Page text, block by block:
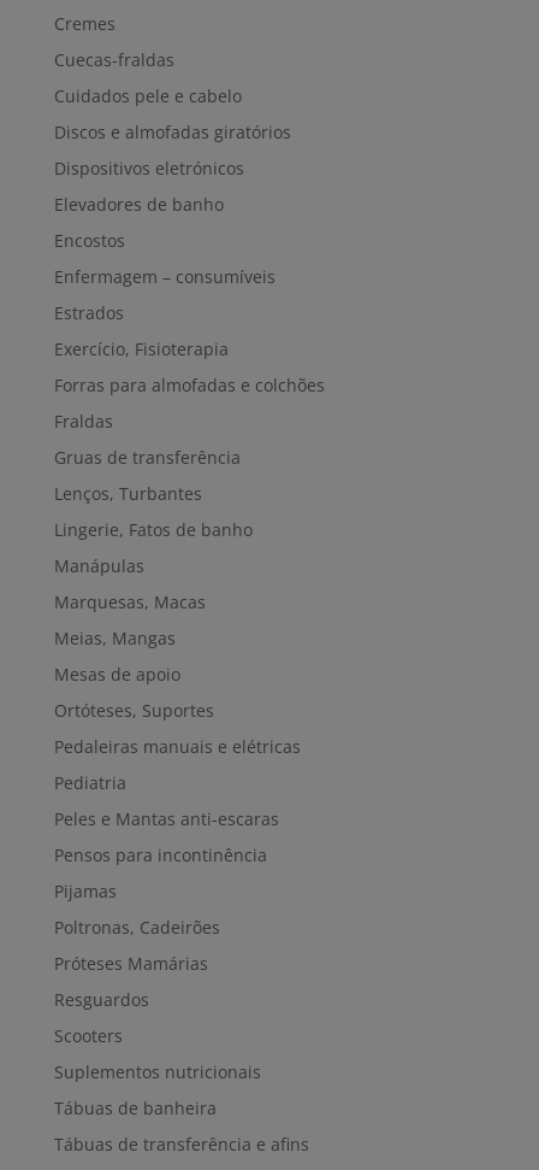
Cremes
Cuecas-fraldas
Cuidados pele e cabelo
Discos e almofadas giratórios
Dispositivos eletrónicos
Elevadores de banho
Encostos
Enfermagem – consumíveis
Estrados
Exercício, Fisioterapia
Forras para almofadas e colchões
Fraldas
Gruas de transferência
Lenços, Turbantes
Lingerie, Fatos de banho
Manápulas
Marquesas, Macas
Meias, Mangas
Mesas de apoio
Ortóteses, Suportes
Pedaleiras manuais e elétricas
Pediatria
Peles e Mantas anti-escaras
Pensos para incontinência
Pijamas
Poltronas, Cadeirões
Próteses Mamárias
Resguardos
Scooters
Suplementos nutricionais
Tábuas de banheira
Tábuas de transferência e afins